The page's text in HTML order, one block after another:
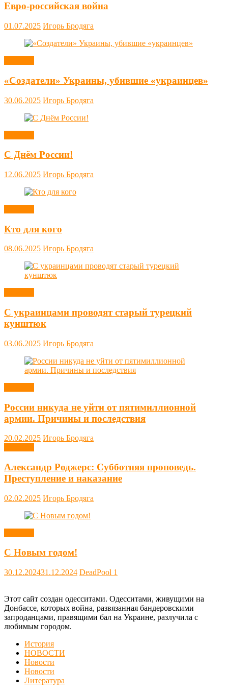
Евро-российская война
01.07.2025 Игорь Бродяга
«Создатели» Украины, убившие «украинцев»
30.06.2025 Игорь Бродяга
С Днём России!
12.06.2025 Игорь Бродяга
Кто для кого
08.06.2025 Игорь Бродяга
С украинцами проводят старый турецкий
кунштюк
03.06.2025 Игорь Бродяга
России никуда не уйти от пятимиллионной
армии. Причины и последствия
20.02.2025 Игорь Бродяга
Александр Роджерс: Субботняя проповедь.
Преступление и наказание
02.02.2025 Игорь Бродяга
С Новым годом!
30.12.202431.12.2024 DeadPool 1
Этот сайт создан одесситами. Одесситами, живущими на
Донбассе, которых война, развязанная бандеровскими
запроданцами, правящими бал на Украине, разлучила с
любимым городом.
История
НОВОСТИ
Новости
Новости
Литература